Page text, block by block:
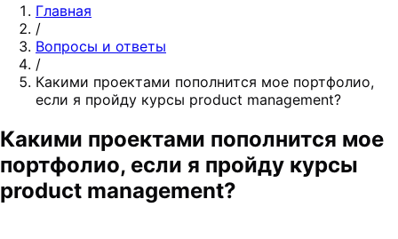
Главная
/
Вопросы и ответы
/
Какими проектами пополнится мое портфолио,
если я пройду курсы product management?
Какими проектами пополнится мое
портфолио, если я пройду курсы
product management?